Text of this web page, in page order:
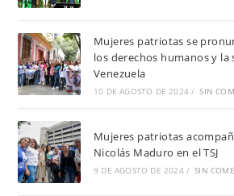
Mujeres patriotas se
los derechos humanos y la
Venezuela
10 DE AGOSTO DE 2024 / SIN
Mujeres patriotas
Nicolás Maduro en el TSJ
9 DE AGOSTO DE 2024 / SIN